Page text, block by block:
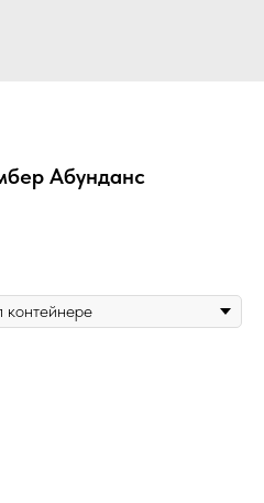
Абунданс